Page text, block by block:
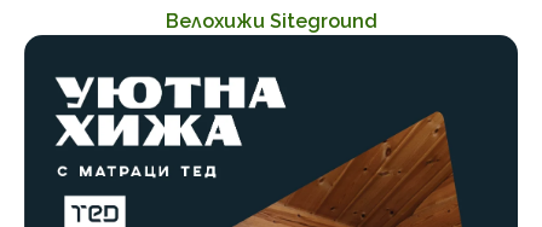
Велохижи Siteground